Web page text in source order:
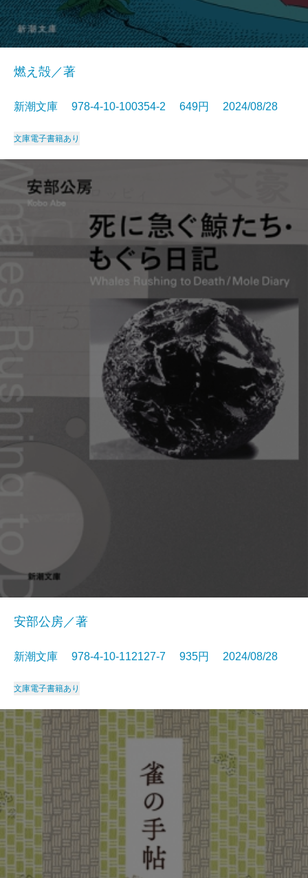
燃え殻／著
新潮文庫 978-4-10-100354-2 649円 2024/08/28
文庫電子書籍あり
安部公房／著
新潮文庫 978-4-10-112127-7 935円 2024/08/28
文庫電子書籍あり